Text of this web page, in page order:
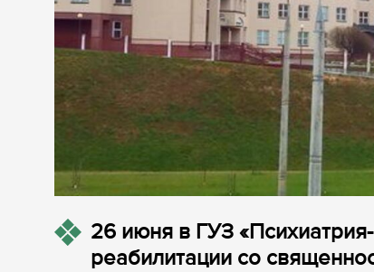
26 июня в ГУЗ
реабилитации со